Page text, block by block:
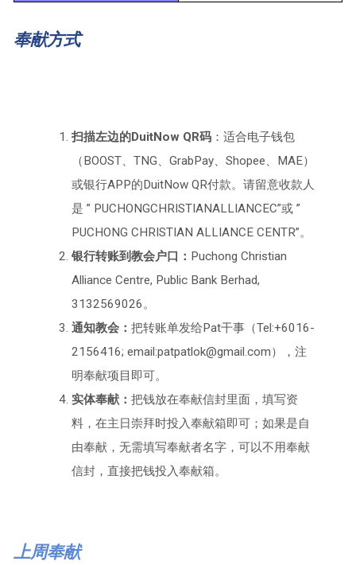
奉献方式
扫描左边的DuitNow QR码：适合电子钱包
（BOOST、TNG、GrabPay、Shopee、MAE）
或银行APP的DuitNow QR付款。请留意收款人
是 ” PUCHONGCHRISTIANALLIANCEC”或 ”
PUCHONG CHRISTIAN ALLIANCE CENTR”。
银行转账到教会户口： Puchong Christian
Alliance Centre, Public Bank Berhad,
3132569026。
通知教会： 把转账单发给Pat干事（Tel:+6016-
2156416; email:patpatlok@gmail.com），注
明奉献项目即可。
实体奉献： 把钱放在奉献信封里面，填写资
料，在主日崇拜时投入奉献箱即可；如果是自
由奉献，无需填写奉献者名字，可以不用奉献
信封，直接把钱投入奉献箱。
上周奉献